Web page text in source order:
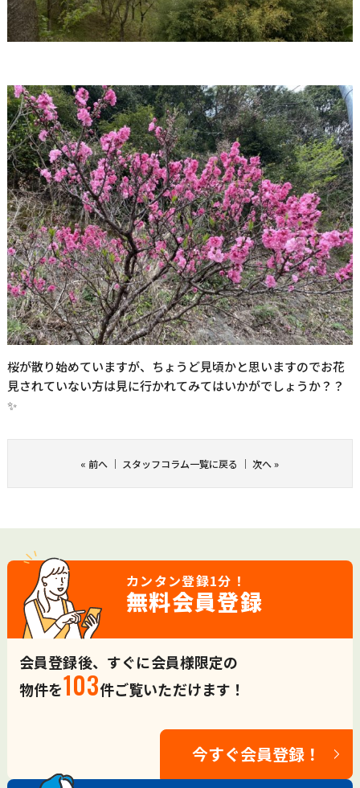
桜が散り始めていますが、ちょうど見頃かと思いますのでお花
見されていない方は見に行かれてみてはいかがでしょうか？？
✨
« 前へ ｜ スタッフコラム一覧に戻る ｜次へ»
カンタン登録1分！
無料会員登録
会員登録後、すぐに会員様限定の
物件を103件ご覧いただけます！
今すぐ会員登録！